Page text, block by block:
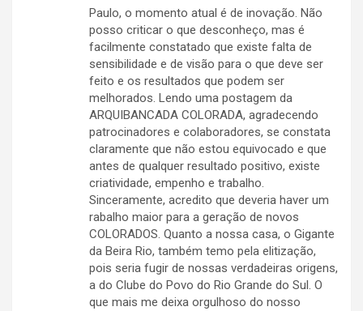
Paulo, o momento atual é de inovação. Não
posso criticar o que desconheço, mas é
facilmente constatado que existe falta de
sensibilidade e de visão para o que deve ser
feito e os resultados que podem ser
melhorados. Lendo uma postagem da
ARQUIBANCADA COLORADA, agradecendo
patrocinadores e colaboradores, se constata
claramente que não estou equivocado e que
antes de qualquer resultado positivo, existe
criatividade, empenho e trabalho.
Sinceramente, acredito que deveria haver um
rabalho maior para a geração de novos
COLORADOS. Quanto a nossa casa, o Gigante
da Beira Rio, também temo pela elitização,
pois seria fugir de nossas verdadeiras origens,
a do Clube do Povo do Rio Grande do Sul. O
que mais me deixa orgulhoso do nosso